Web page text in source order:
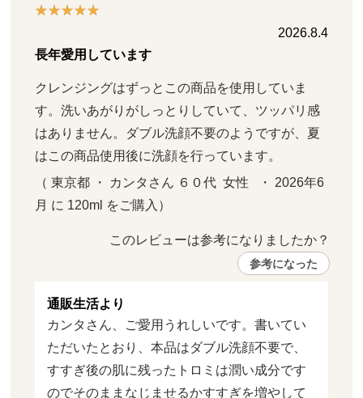
2026.8.4
長年愛用しています
クレンジングはずっとこの商品を使用していま
す。洗いあがりがしっとりしていて、ツッパリ感
はありません。ダブル洗顔不要のようですが、夏
はこの商品使用後に洗顔を行っています。
（ 東京都 ・ カンタさん ６０代  女性   ・ 2026年6
月 に 120ml をご購入）
このレビューは参考になりましたか？
参考になった
通販生活より
カンタさん、ご愛用うれしいです。書いてい
ただいたとおり、本品はダブル洗顔不要で、
すすぎ後の肌に残ったトロミは潤い成分です
のでそのままなじませるかすすぎを増やして